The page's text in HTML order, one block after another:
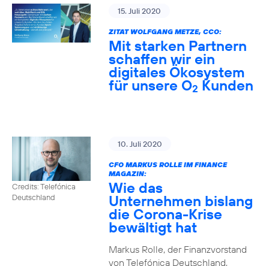
15. Juli 2020
ZITAT WOLFGANG METZE, CCO:
Mit starken Partnern
schaffen wir ein
digitales Ökosystem
für unsere O2 Kunden
Credits: Telefónica
Deutschland
10. Juli 2020
CFO MARKUS ROLLE IM FINANCE
MAGAZIN:
Wie das
Unternehmen bislang
die Corona-Krise
bewältigt hat
Markus Rolle, der Finanzvorstand
von Telefónica Deutschland,